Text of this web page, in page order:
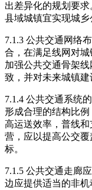
出差异化的规划要
县域城镇宜实现城乡
7.1.3 公共交通网络
合，在满足线网对
加强公共交通骨架
致，并对未来城镇建
7.1.4 公共交通系统
形成合理的结构比
高运送效率，普线
营，应以提高公交
标。
7.1.5 公共交通走廊
边应提供适当的非